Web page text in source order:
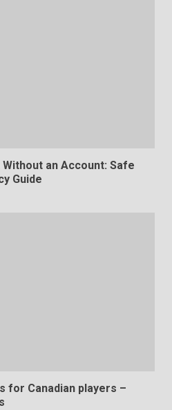
an Account: Safe
Guide
for Canadian players –